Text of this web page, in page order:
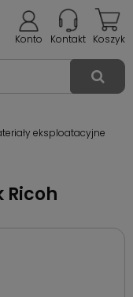
Koszyk
Kontakt
Konto
eksploatacyjne